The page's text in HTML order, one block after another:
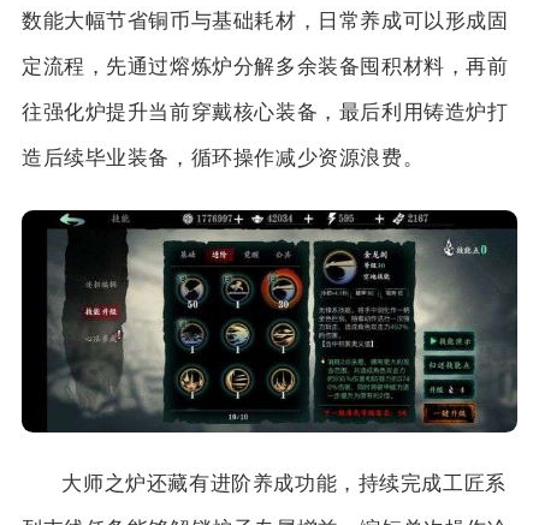
数能大幅节省铜币与基础耗材，日常养成可以形成固
定流程，先通过熔炼炉分解多余装备囤积材料，再前
往强化炉提升当前穿戴核心装备，最后利用铸造炉打
造后续毕业装备，循环操作减少资源浪费。
大师之炉还藏有进阶养成功能，持续完成工匠系